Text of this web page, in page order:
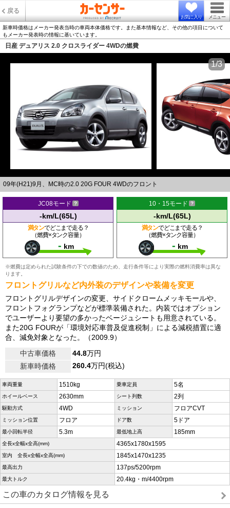
戻る
お気に入り メニュー
新車時価格はメーカー発表当時の車両本体価格です。また基本情報など、その他の項目について
もメーカー発表時の情報に基いています。
日産 デュアリス 2.0 クロスライダー 4WDの燃費
09年(H21)9月、MC時の2.0 20G FOUR 4WDのフロント
1/3
JC08モード
-km/L(65L)
満タンでどこまで走る？
（燃費×タンク容量）
- km
10・15モード
-km/L(65L)
満タンでどこまで走る？
（燃費×タンク容量）
- km
※燃費は定められた試験条件の下での数値のため、走行条件等により実際の燃料消費率は異な
ります。
フロントグリルなど内外装のデザインや装備を変更
フロントグリルデザインの変更、サイドクロームメッキモールや、
フロントフォグランプなどが標準装備された。内装ではオプション
でユーザーより要望の多かったベージュシートも用意されている。
また20G FOURが「環境対応車普及促進税制」による減税措置に適
合、減免対象となった。（2009.9）
中古車価格
44.8万円
新車時価格
260.4万円(税込)
車両重量 1510kg 乗車定員 5名
ホイールベース 2630mm シート列数 2列
駆動方式 4WD ミッション フロアCVT
ミッション位置 フロア ドア数 5ドア
最小回転半径 5.3m 最低地上高 185mm
全長x全幅x全高(mm) 4365x1780x1595
室内 全長x全幅x全高(mm) 1845x1470x1235
最高出力 137ps/5200rpm
最大トルク 20.4kg・m/4400rpm
この車のカタログ情報を見る